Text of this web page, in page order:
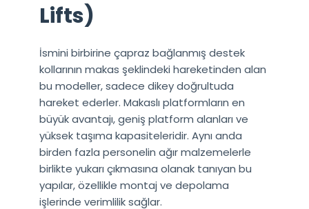
Lifts)
İsmini birbirine çapraz bağlanmış destek
kollarının makas şeklindeki hareketinden alan
bu modeller, sadece dikey doğrultuda
hareket ederler. Makaslı platformların en
büyük avantajı, geniş platform alanları ve
yüksek taşıma kapasiteleridir. Aynı anda
birden fazla personelin ağır malzemelerle
birlikte yukarı çıkmasına olanak tanıyan bu
yapılar, özellikle montaj ve depolama
işlerinde verimlilik sağlar.